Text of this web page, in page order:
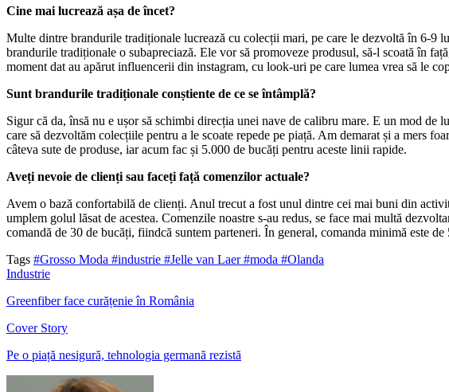
Cine mai lucrează așa de încet?
Multe dintre brandurile tradiționale lucrează cu colecții mari, pe care le dezvoltă în 6-9
brandurile tradiționale o subapreciază. Ele vor să promoveze produsul, să-l scoată în
moment dat au apărut influencerii din instagram, cu look-uri pe care lumea vrea să le
Sunt brandurile tradiționale conștiente de ce se întâmplă?
Sigur că da, însă nu e ușor să schimbi direcția unei nave de calibru mare. E un mod
care să dezvoltăm colecțiile pentru a le scoate repede pe piață. Am demarat și a mers
câteva sute de produse, iar acum fac și 5.000 de bucăți pentru aceste linii rapide.
Aveți nevoie de clienți sau faceți față comenzilor actuale?
Avem o bază confortabilă de clienți. Anul trecut a fost unul dintre cei mai buni din
umplem golul lăsat de acestea. Comenzile noastre s-au redus, se face mai multă
comandă de 30 de bucăți, fiindcă suntem parteneri. În general, comanda minimă este
Tags #Grosso Moda #industrie #Jelle van Laer#moda #Olanda
Industrie
Greenfiber face curățenie în România
Cover Story
Pe o piață nesigură, tehnologia germană rezistă